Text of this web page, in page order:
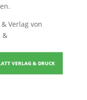
Verlag von
&
VERLAG & DRUCK